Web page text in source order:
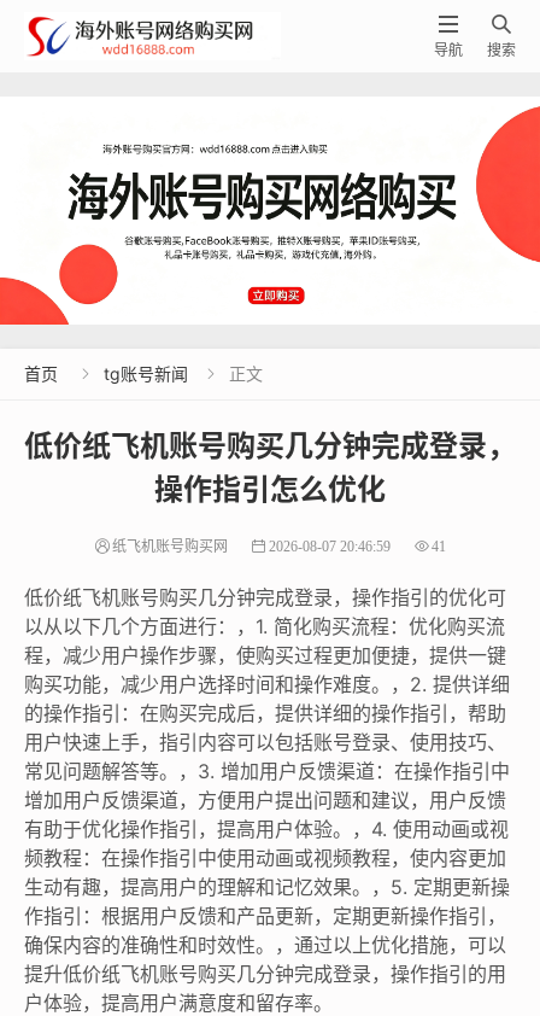

搜索

导航
首页  tg账号新闻  正文
低价纸飞机账号购买几分钟完成登录，
操作指引怎么优化
纸飞机账号购买网 2026-08-07 20:46:59 41
低价纸飞机账号购买几分钟完成登录，操作指引的优化可
以从以下几个方面进行：，1. 简化购买流程：优化购买流
程，减少用户操作步骤，使购买过程更加便捷，提供一键
购买功能，减少用户选择时间和操作难度。，2. 提供详细
的操作指引：在购买完成后，提供详细的操作指引，帮助
用户快速上手，指引内容可以包括账号登录、使用技巧、
常见问题解答等。，3. 增加用户反馈渠道：在操作指引中
增加用户反馈渠道，方便用户提出问题和建议，用户反馈
有助于优化操作指引，提高用户体验。，4. 使用动画或视
频教程：在操作指引中使用动画或视频教程，使内容更加
生动有趣，提高用户的理解和记忆效果。，5. 定期更新操
作指引：根据用户反馈和产品更新，定期更新操作指引，
确保内容的准确性和时效性。，通过以上优化措施，可以
提升低价纸飞机账号购买几分钟完成登录，操作指引的用
户体验，提高用户满意度和留存率。